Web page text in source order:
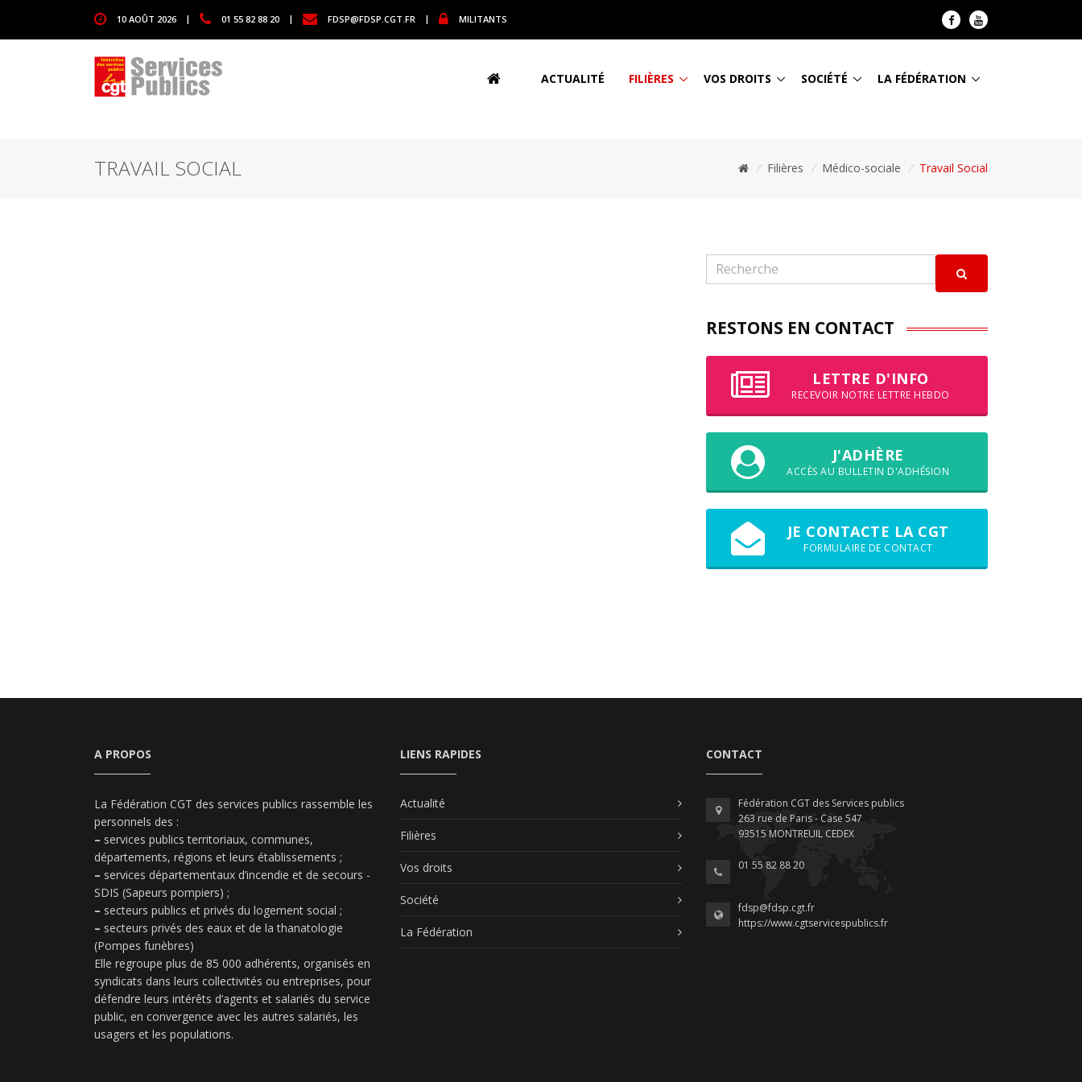
10 AOÛT 2026 | 01 55 82 88 20 | FDSP@FDSP.CGT.FR | MILITANTS
ACTUALITÉ FILIÈRES VOS DROITS SOCIÉTÉ LA FÉDÉRATION
TRAVAIL SOCIAL / Filières / Médico-sociale / Travail Social
RESTONS EN CONTACT
LETTRE D'INFO
RECEVOIR NOTRE LETTRE HEBDO
J'ADHÈRE
ACCÈS AU BULLETIN D'ADHÉSION
JE CONTACTE LA CGT
FORMULAIRE DE CONTACT
A PROPOS
La Fédération CGT des services publics rassemble les
personnels des :
– services publics territoriaux, communes,
départements, régions et leurs établissements ;
– services départementaux d’incendie et de secours -
SDIS (Sapeurs pompiers) ;
– secteurs publics et privés du logement social ;
– secteurs privés des eaux et de la thanatologie
(Pompes funèbres)
Elle regroupe plus de 85 000 adhérents, organisés en
syndicats dans leurs collectivités ou entreprises, pour
défendre leurs intérêts d’agents et salariés du service
public, en convergence avec les autres salariés, les
usagers et les populations.
LIENS RAPIDES
Actualité
Filières
Vos droits
Société
La Fédération
CONTACT
Fédération CGT des Services publics
263 rue de Paris - Case 547
93515 MONTREUIL CEDEX
01 55 82 88 20
fdsp@fdsp.cgt.fr
https://www.cgtservicespublics.fr